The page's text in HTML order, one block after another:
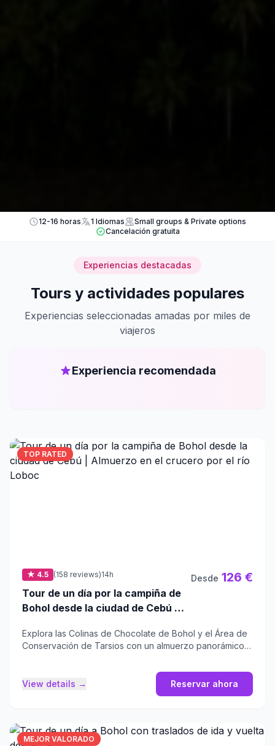
12-16 horas 1 Idiomas
Small groups & Private options
Cancelación gratuita
Experiencias destacadas
Tours y actividades populares
Experiencias seleccionadas amadas por miles de
viajeros
Experiencia recomendada
TOP RATED
★ 4.5 (158 reviews)14h
Tour de un día por la campiña de
Bohol desde la ciudad de Cebú |
Loboc
Desde 126 €
Explora las Colinas de Chocolate de Bohol y el Área de
Conservación de Tarsios con un almuerzo panorámico
View details → Reservar ahora
MEJOR VALORADO